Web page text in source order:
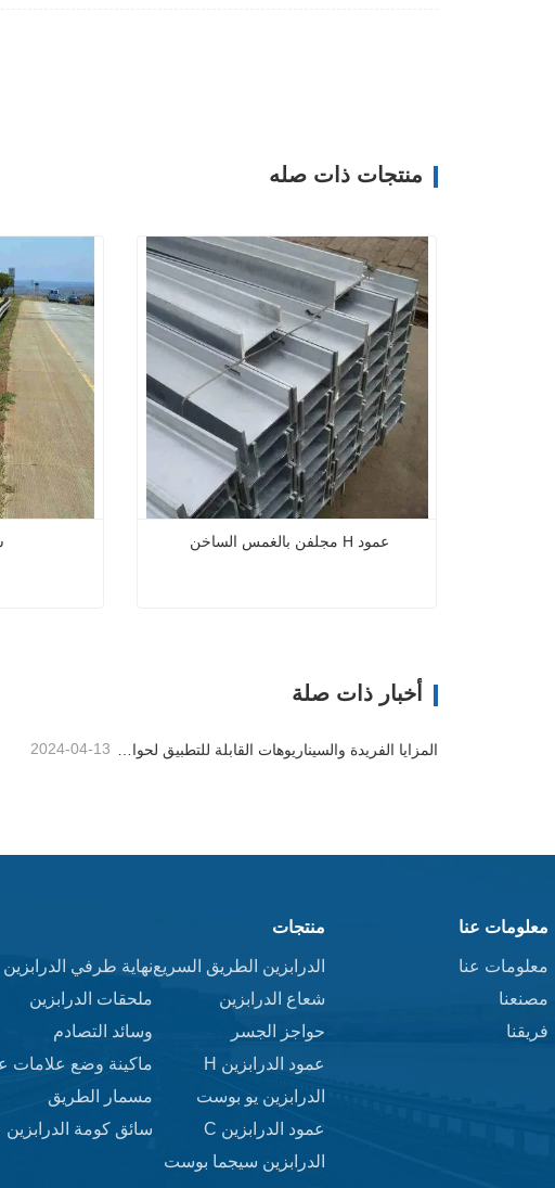
منتجات ذات صله
عمود H مجلفن بالغمس الساخن
أخبار ذات صلة
المزايا الفريدة والسيناريوهات القابلة للتطبيق لحواجز الطرق السريعة 2024-04-13
منتجات
الدرابزين الطريق السريع
شعاع الدرابزين
حواجز الجسر
عمود الدرابزين H
الدرابزين يو بوست
عمود الدرابزين C
الدرابزين سيجما بوست
نهاية طرفي الدرابزين
ملحقات الدرابزين
وسائد التصادم
ماكينة وضع علامات
مسمار الطريق
سائق كومة
معلومات عنا
معلومات عنا
مصنعنا
فريقنا